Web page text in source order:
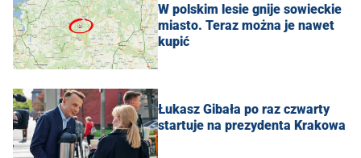
W polskim lesie gnije sowieckie
miasto. Teraz można je nawet
kupić
Łukasz Gibała po raz czwarty
startuje na prezydenta Krakowa